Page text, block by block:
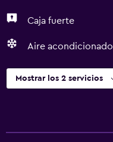
Caja fuerte
Aire acondicionado
Mostrar los 2 servicios